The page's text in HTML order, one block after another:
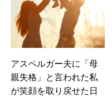
アスペルガー夫に「母
親失格」と言われた私
が笑顔を取り戻せた日